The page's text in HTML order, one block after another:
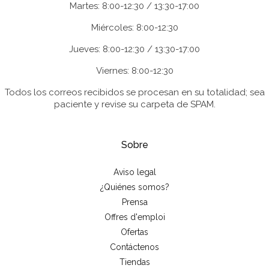
Martes: 8:00-12:30 / 13:30-17:00
Miércoles: 8:00-12:30
Jueves: 8:00-12:30 / 13:30-17:00
Viernes: 8:00-12:30
Todos los correos recibidos se procesan en su totalidad; sea
paciente y revise su carpeta de SPAM.
Sobre
Aviso legal
¿Quiénes somos?
Prensa
Offres d'emploi
Ofertas
Contáctenos
Tiendas